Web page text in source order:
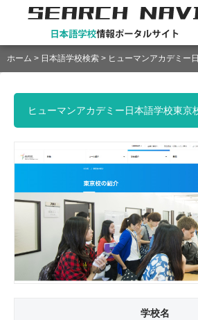
ホーム > 日本語学校検索 > ヒューマンアカデミー
ヒューマンアカデミー日本語学校東京
学校名